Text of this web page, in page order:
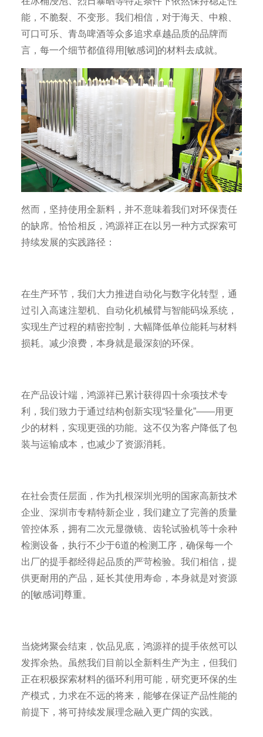
能，不脆裂、不变形。我们相信，对于海天、中粮、
可口可乐、青岛啤酒等众多追求卓越品质的品牌而
言，每一个细节都值得用[敏感词]的材料去成就。
然而，坚持使用全新料，并不意味着我们对环保责任
的缺席。恰恰相反，鸿源祥正在以另一种方式探索可
持续发展的实践路径：
在生产环节，我们大力推进自动化与数字化转型，通
过引入高速注塑机、自动化机械臂与智能码垛系统，
实现生产过程的精密控制，大幅降低单位能耗与材料
损耗。减少浪费，本身就是最深刻的环保。
在产品设计端，鸿源祥已累计获得四十余项技术专
利，我们致力于通过结构创新实现“轻量化”——用更
少的材料，实现更强的功能。这不仅为客户降低了包
装与运输成本，也减少了资源消耗。
在社会责任层面，作为扎根深圳光明的国家高新技术
企业、深圳市专精特新企业，我们建立了完善的质量
管控体系，拥有二次元显微镜、齿轮试验机等十余种
检测设备，执行不少于6道的检测工序，确保每一个
出厂的提手都经得起品质的严苛检验。我们相信，提
供更耐用的产品，延长其使用寿命，本身就是对资源
的[敏感词]尊重。
当烧烤聚会结束，饮品见底，鸿源祥的提手依然可以
发挥余热。虽然我们目前以全新料生产为主，但我们
正在积极探索材料的循环利用可能，研究更环保的生
产模式，力求在不远的将来，能够在保证产品性能的
前提下，将可持续发展理念融入更广阔的实践。